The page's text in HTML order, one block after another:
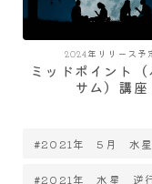
2024年リリース予
ミッドポイント（
サム）講座
#2021年 5月 水
#2021年 水星 逆